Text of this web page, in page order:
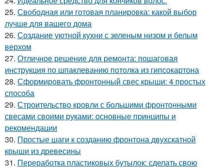
25. Свободная или готовая планировка: какой выбор
лучше для вашего дома
26. Создание уютной кухни с зеленым низом и белым
верхом
27. Отличное решение для ремонта: пошаговая
инструкция по шпаклеванию потолка из гипсокартона
28. Сформировать фронтонный свес крыши: 4 простых
способа
29. Строительство кровли с большими фронтонными
свесами своими руками: основные принципы и
рекомендации
30. Простые шаги к созданию фронтона двухскатной
крыши из древесины
31. Переработка пластиковых бутылок: сделать свою